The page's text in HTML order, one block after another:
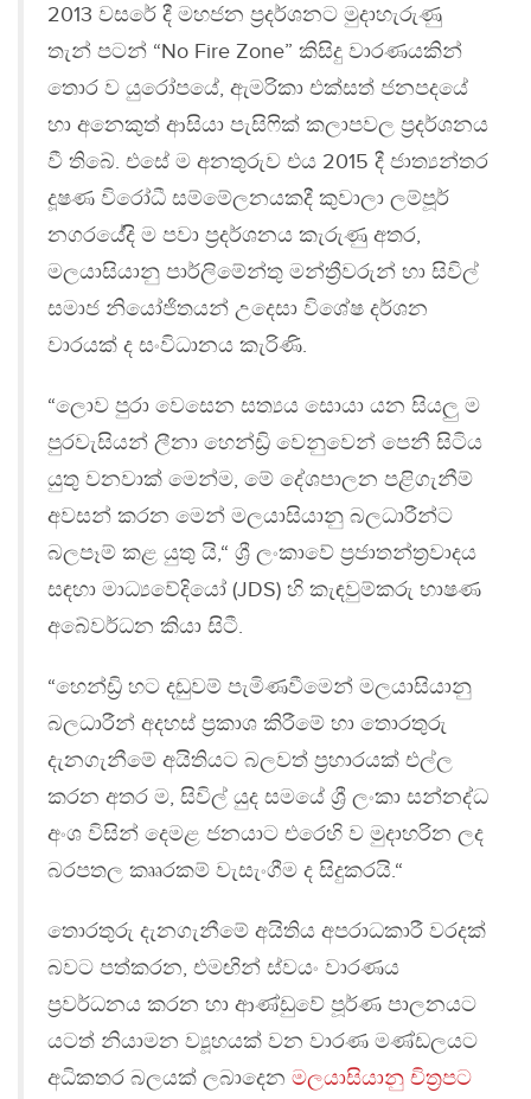
2013 වසරේ දී මහජන ප්‍රදර්ශනට මුදාහැරුණු
තැන් පටන් “No Fire Zone” කිසිදු වාරණයකින්
තොර ව යුරෝපයේ, ඇමරිකා එක්සත් ජනපදයේ
හා අනෙකුත් ආසියා පැසිෆික් කලාපවල ප්‍ර‍දර්ශනය
වී තිබේ. එසේ ම අනතුරුව එය 2015 දී ජාත්‍යන්තර
දූෂණ විරෝධී සම්මේලනයකදී කුවාලා ලම්පූර්
නගරයේද‍ි ම පවා ප්‍රදර්ශනය කැරුණු අතර,
මලයාසියානු පාර්ලිමේන්තු මන්ත්‍රීවරුන් හා සිවිල්
සමාජ නියෝජිතයන් උදෙසා විශේෂ දර්ශන
වාරයක් ද සංවිධානය කැරිණි.
“ලොව පුරා වෙසෙන සත්‍යය සොයා යන සියලු ම
පුරවැසියන් ලීනා හෙන්ඩ්‍රි වෙනුවෙන් පෙනී සිටිය
යුතු වනවාක් මෙන්ම, මේ දේශපාලන පළිගැනීම්
අවසන් කරන මෙන් මලයාසියානු බලධාරීන්ට
බලපෑම් කළ යුතු යි,“ ශ්‍රී ලංකාවේ ප්‍ර‍ජාතන්ත්‍ර‍වාදය
සඳහා මාධ්‍යවේදියෝ (JDS) හි කැඳවුම්කරු භාෂණ
අබේවර්ධන කියා ස‍ිටී.
“හෙන්ඩ්‍රි හට දඬුවම් පැමිණවීමෙන් මලයාසියානු
බලධාරීන් අදහස් ප්‍ර‍කාශ කිරීමේ හා තොරතුරු
දැනගැනීමේ අයිතියට බලවත් ප්‍ර‍හාරයක් එල්ල
කරන අතර ම, සිවිල් යුද සමයේ ශ්‍රී ලංකා සන්නද්ධ
අංශ විසින් දෙමළ ජනයාට එරෙහි ව මුදාහරින ලද
බරපතල කෘෘරකම් වැසැංගීම ද සිදුකරයි.“
තොරතුරු දැනගැනීමේ අයිතිය අපරාධකාරී වරදක්
බවට පත්කරන, එමඟින් ස්වයං වාරණය
ප්‍ර‍වර්ධනය කරන හා ආණ්ඩුවේ පූර්ණ පාලනයට
යටත් නියාමන ව්‍යූහයක් වන වාරණ මණ්ඩලයට
අධිකතර බලයක් ලබාදෙන මලයාසියානු චිත්‍ර‍පට